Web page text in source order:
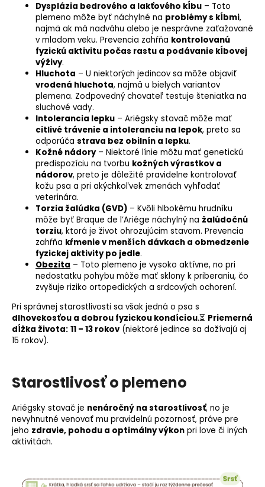
Dysplázia bedrového a lakťového kĺbu – Toto
plemeno môže byť náchylné na problémy s kĺbmi,
najmä ak má nadváhu alebo je nesprávne zaťažované
v mladom veku. Prevencia zahŕňa kontrolovanú
fyzickú aktivitu počas rastu a podávanie kĺbovej
výživy.
Hluchota – U niektorých jedincov sa môže objaviť
vrodená hluchota, najmä u bielych variantov
plemena. Zodpovedný chovateľ testuje šteniatka na
sluchové vady.
Intolerancia lepku – Ariégsky stavač môže mať
citlivé trávenie a intoleranciu na lepok, preto sa
odporúča strava bez obilnín a lepku.
Kožné nádory– Niektoré línie môžu mať genetickú
predispozíciu na tvorbu kožných výrastkov a
nádorov, preto je dôležité pravidelne kontrolovať
kožu psa a pri akýchkoľvek zmenách vyhľadať
veterinára.
Torzia žalúdka (GVD) – Kvôli hlbokému hrudníku
môže byť Braque de l’Ariége náchylný na žalúdočnú
torziu, ktorá je život ohrozujúcim stavom. Prevencia
zahŕňa kŕmenie v menších dávkach a obmedzenie
fyzickej aktivity po jedle.
Obezita – Toto plemeno je vysoko aktívne, no pri
nedostatku pohybu môže mať sklony k priberaniu, čo
zvyšuje riziko ortopedických a srdcových ochorení.
Pri správnej starostlivosti sa však jedná o psa s
dlhovekosťou a dobrou fyzickou kondíciou.⏳ Priemerná
dĺžka života: 11 – 13 rokov (niektoré jedince sa dožívajú aj
15 rokov).
Starostlivosť o plemeno
Ariégsky stavač je nenáročný na starostlivosť, no je
nevyhnutné venovať mu pravidelnú pozornosť, práve pre
jeho zdravie, pohodu a optimálny výkon pri love či iných
aktivitách.